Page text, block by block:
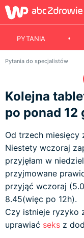
PYTANIA
Pytania do specjalistów
Kolejna
po ponad 12
Od trzech
Niestety wczoraj
przyjęłam w
przyjmowane
przyjąć wczoraj
8.45(więc po 12h).
Czy istnieje ryzyko
uprawiać seks z